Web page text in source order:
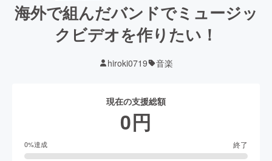
海外で組んだバンドでミュージッ
クビデオを作りたい！
hiroki0719 音楽
現在の支援総額
0円
0%達成 終了